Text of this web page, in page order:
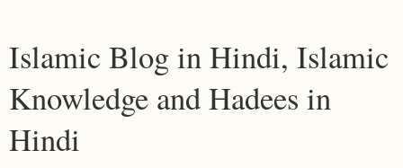
Islamic Blog in Hindi, Islamic
Knowledge and Hadees in
Hindi